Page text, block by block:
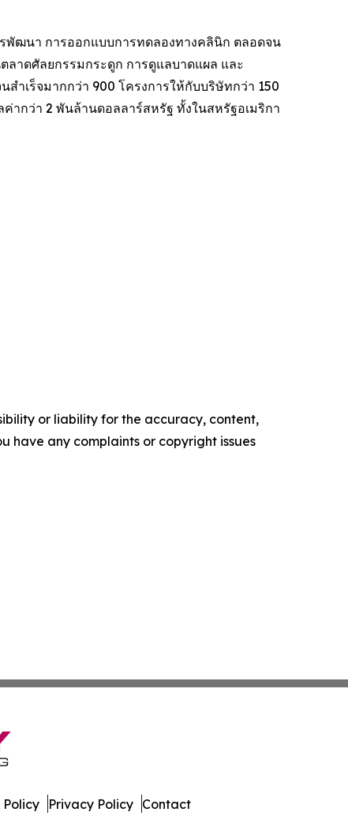
พัฒนา การออกแบบการทดลองทางคลินิก ตลอดจน
ดศัลยกรรมกระดูก การดูแลบาดแผล และ
เร็จมากกว่า 900 โครงการให้กับบริษัทกว่า 150
ากว่า 2 พันล้านดอลลาร์สหรัฐ ทั้งในสหรัฐอเมริกา
or liability for the accuracy, content,
have any complaints or copyright issues
Privacy Policy Contact